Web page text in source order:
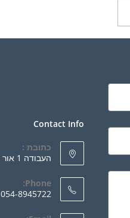
Contact Info
כתובת :
העבודה 1 אור יהודה
Phone:
054-8945722